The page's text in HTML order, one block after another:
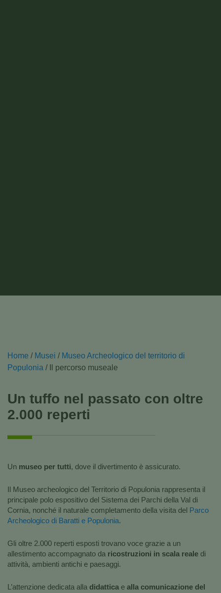
Home / Musei / Museo Archeologico del territorio di
Populonia / Il percorso museale
Un tuffo nel passato con oltre
2.000 reperti
Un museo per tutti, dove il divertimento è assicurato.
Il Museo archeologico del Territorio di Populonia rappresenta il
principale polo espositivo del Sistema dei Parchi della Val di
Cornia, nonché il naturale completamento della visita del Parco
Archeologico di Baratti e Populonia.
Gli oltre 2.000 reperti esposti trovano voce grazie a un
allestimento accompagnato da ricostruzioni in scala reale di
attività, ambienti antichi e paesaggi.
L’attenzione dedicata alla didattica e alla comunicazione del